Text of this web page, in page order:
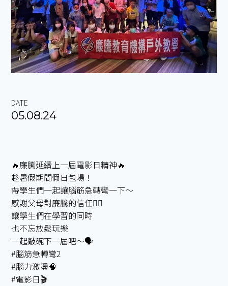
DATE
05.08.24
🔥廉騰延續上一屆電影日精神🔥
趁暑假期間假日包場！
帶學生們一起讓腦筋急轉彎一下～
感謝父母對廉騰的信任👍🏻
讓學生們在學習的同時
也不忘放鬆玩樂
一起敲碗下一屆吧～🗣️
#腦筋急轉彎2
#腦力激盪🧠
#電影日🎬